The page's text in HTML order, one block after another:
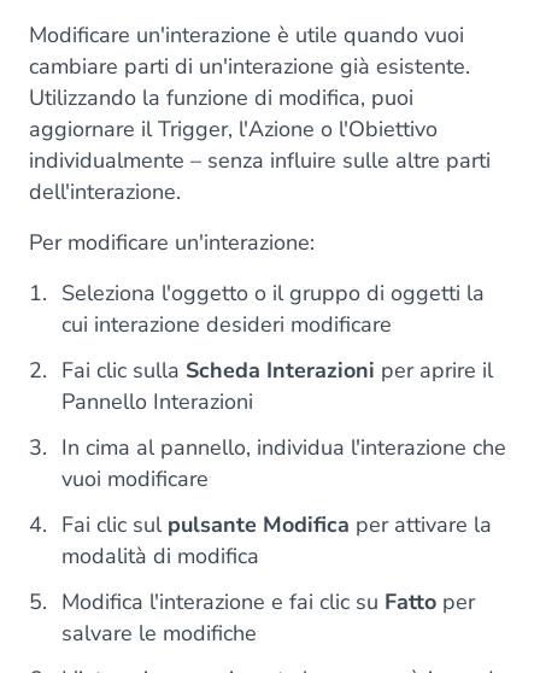
Modificare un'interazione è utile quando vuoi
cambiare parti di un'interazione già esistente.
Utilizzando la funzione di modifica, puoi
aggiornare il Trigger, l'Azione o l'Obiettivo
individualmente – senza influire sulle altre parti
dell'interazione.
Per modificare un'interazione:
Seleziona l'oggetto o il gruppo di oggetti la
cui interazione desideri modificare
Fai clic sulla Scheda Interazioni per aprire il
Pannello Interazioni
In cima al pannello, individua l'interazione che
vuoi modificare
Fai clic sul pulsante Modifica per attivare la
modalità di modifica
Modifica l'interazione e fai clic su Fatto per
salvare le modifiche